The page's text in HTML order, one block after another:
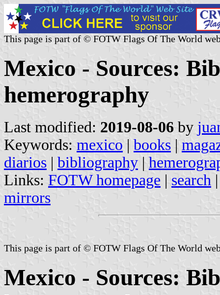
This page is part of © FOTW Flags Of The World
Mexico - Sources:
hemerography
Last modified: 2019-08-06 by
Keywords: mexico | books |
diarios | bibliography |
Links: FOTW homepage | search
mirrors
This page is part of © FOTW Flags Of The World
Mexico - Sources: